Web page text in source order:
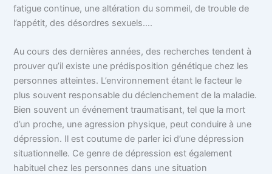
fatigue continue, une altération du sommeil, de trouble de
l’appétit, des désordres sexuels….
Au cours des dernières années, des recherches tendent à
prouver qu’il existe une prédisposition génétique chez les
personnes atteintes. L’environnement étant le facteur le
plus souvent responsable du déclenchement de la maladie.
Bien souvent un événement traumatisant, tel que la mort
d’un proche, une agression physique, peut conduire à une
dépression. Il est coutume de parler ici d’une dépression
situationnelle. Ce genre de dépression est également
habituel chez les personnes dans une situation